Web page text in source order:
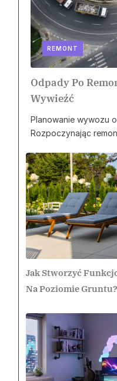
REMONT
Odpady Po
Wywieźć
Planowanie wywozu
Rozpoczynając
Jak Stworzyć
Na Poziomie Gruntu?